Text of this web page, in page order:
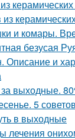
и комары.
безусая
и
за выходные.
5
в выходные